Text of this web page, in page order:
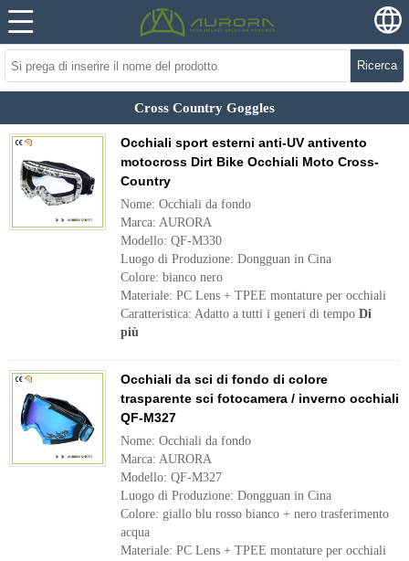
Ricerca
Cross Country Goggles
Occhiali sport esterni anti-UV antivento
motocross Dirt Bike Occhiali Moto Cross-
Country
Nome: Occhiali da fondo
Marca: AURORA
Modello: QF-M330
Luogo di Produzione: Dongguan in Cina
Colore: bianco nero
Materiale: PC Lens + TPEE montature per occhiali
Caratteristica: Adatto a tutti i generi di tempo Di
più
Occhiali da sci di fondo di colore
trasparente sci fotocamera / inverno occhiali
QF-M327
Nome: Occhiali da fondo
Marca: AURORA
Modello: QF-M327
Luogo di Produzione: Dongguan in Cina
Colore: giallo blu rosso bianco + nero trasferimento
acqua
Materiale: PC Lens + TPEE montature per occhiali